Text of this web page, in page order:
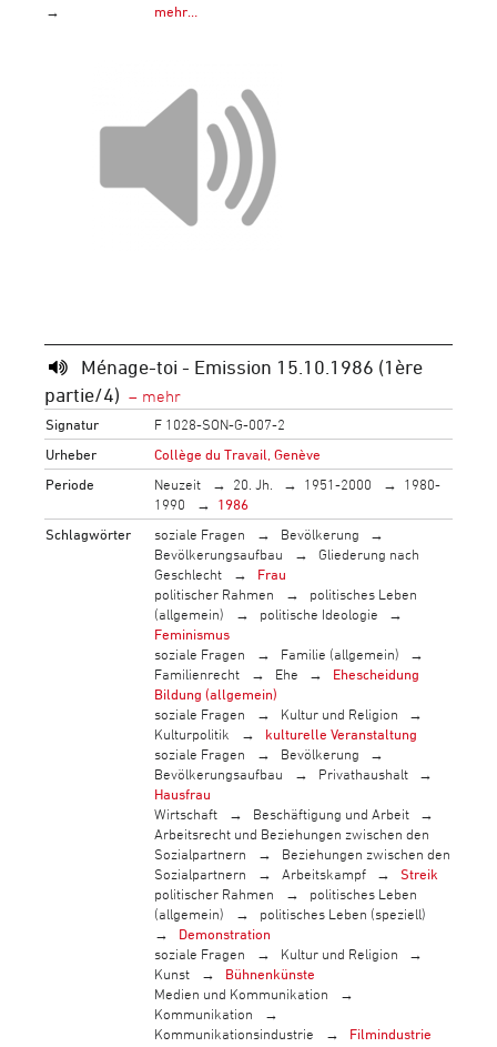
→
mehr…
Ménage-toi - Emission 15.10.1986 (1ère
partie/4)
Signatur
F 1028-SON-G-007-2
Urheber
Collège du Travail, Genève
Periode
Neuzeit 20. Jh. 1951-2000
1980-
1990
1986
Schlagwörter
soziale Fragen
Bevölkerung
Bevölkerungsaufbau
Gliederung nach
Geschlecht
Frau
politischer Rahmen
politisches Leben
(allgemein)
politische Ideologie
Feminismus
soziale Fragen
Familie (allgemein)
Familienrecht
Ehe
Ehescheidung
Bildung (allgemein)
soziale Fragen
Kultur und Religion
Kulturpolitik
kulturelle Veranstaltung
soziale Fragen
Bevölkerung
Bevölkerungsaufbau
Privathaushalt
Hausfrau
Wirtschaft
Beschäftigung und Arbeit
Arbeitsrecht und Beziehungen zwischen den
Sozialpartnern
Beziehungen zwischen den
Sozialpartnern
Arbeitskampf
Streik
politischer Rahmen
politisches Leben
(allgemein)
politisches Leben (speziell)
Demonstration
soziale Fragen
Kultur und Religion
Kunst
Bühnenkünste
Medien und Kommunikation
Kommunikation
Kommunikationsindustrie
Filmindustrie